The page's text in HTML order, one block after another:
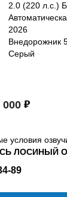
2.0 (220 л.с.)
2026
Внедорожник
Серый
000
условия
ЛОСИНЫЙ
89